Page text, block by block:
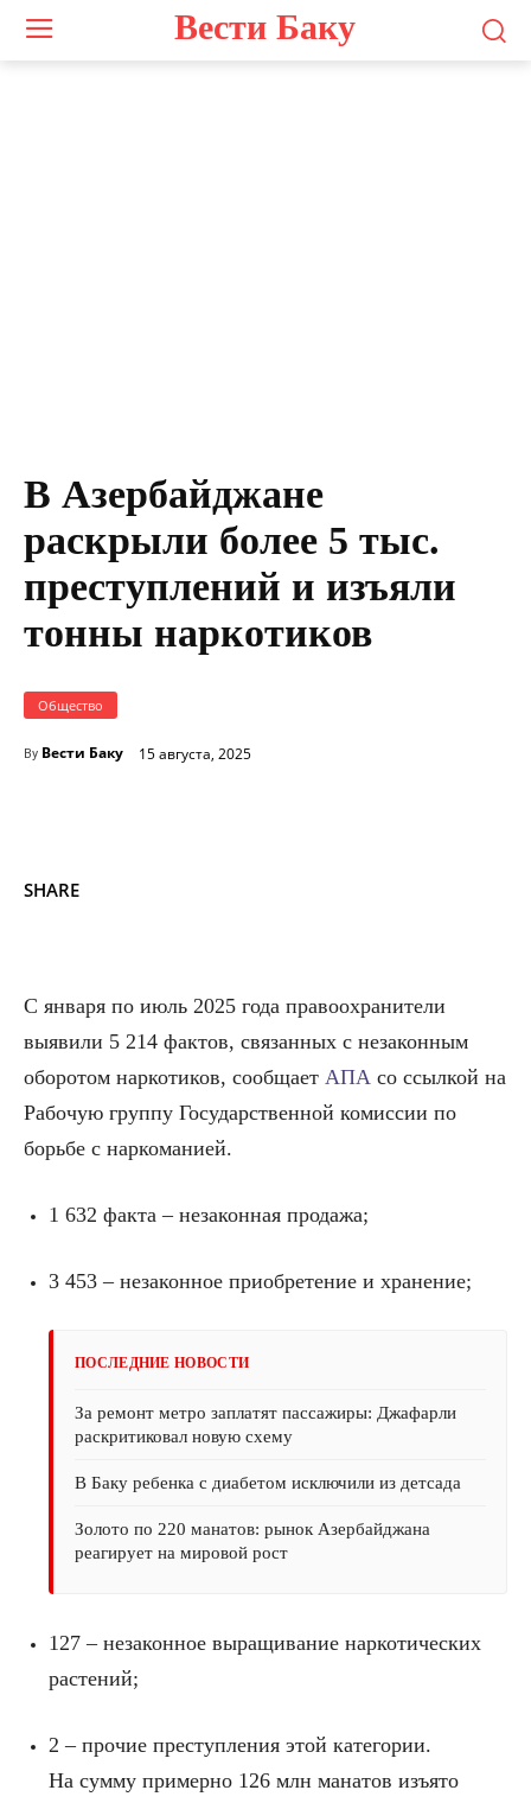
Вести Баку
В Азербайджане
раскрыли более 5 тыс.
преступлений и изъяли
тонны наркотиков
Общество
By Вести Баку 15 августа, 2025
SHARE
С января по июль 2025 года правоохранители
выявили 5 214 фактов, связанных с незаконным
оборотом наркотиков, сообщает АПА со ссылкой на
Рабочую группу Государственной комиссии по
борьбе с наркоманией.
1 632 факта – незаконная продажа;
3 453 – незаконное приобретение и хранение;
ПОСЛЕДНИЕ НОВОСТИ
За ремонт метро заплатят пассажиры: Джафарли
раскритиковал новую схему
В Баку ребенка с диабетом исключили из детсада
Золото по 220 манатов: рынок Азербайджана
реагирует на мировой рост
127 – незаконное выращивание наркотических
растений;
2 – прочие преступления этой категории.
На сумму примерно 126 млн манатов изъято